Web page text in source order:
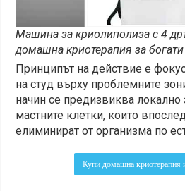
Машина за криолиполиза с 4
домашна криотерапия за
Принципът на действие е
на студ върху проблемните
начин се предизвиква
мастните клетки, които
елиминират от организма по
Купи домашна